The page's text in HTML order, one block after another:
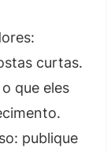
curtas.
que eles
publique